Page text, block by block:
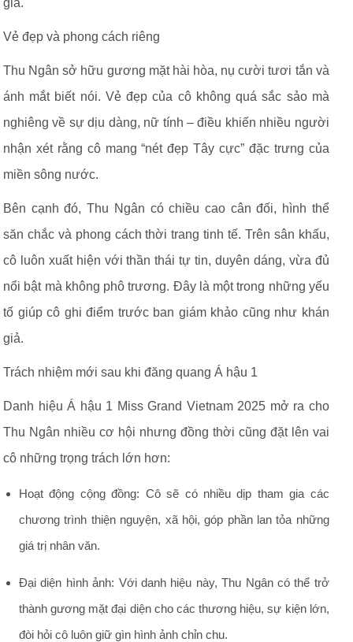
giả.
Vẻ đẹp và phong cách riêng
Thu Ngân sở hữu gương mặt hài hòa, nụ cười tươi tắn và
ánh mắt biết nói. Vẻ đẹp của cô không quá sắc sảo mà
nghiêng về sự dịu dàng, nữ tính – điều khiến nhiều người
nhận xét rằng cô mang “nét đẹp Tây cực” đặc trưng của
miền sông nước.
Bên cạnh đó, Thu Ngân có chiều cao cân đối, hình thể
săn chắc và phong cách thời trang tinh tế. Trên sân khấu,
cô luôn xuất hiện với thần thái tự tin, duyên dáng, vừa đủ
nổi bật mà không phô trương. Đây là một trong những yếu
tố giúp cô ghi điểm trước ban giám khảo cũng như khán
giả.
Trách nhiệm mới sau khi đăng quang Á hậu 1
Danh hiệu Á hậu 1 Miss Grand Vietnam 2025 mở ra cho
Thu Ngân nhiều cơ hội nhưng đồng thời cũng đặt lên vai
cô những trọng trách lớn hơn:
Hoạt động cộng đồng: Cô sẽ có nhiều dịp tham gia các
chương trình thiện nguyện, xã hội, góp phần lan tỏa những
giá trị nhân văn.
Đại diện hình ảnh: Với danh hiệu này, Thu Ngân có thể trở
thành gương mặt đại diện cho các thương hiệu, sự kiện lớn,
đòi hỏi cô luôn giữ gìn hình ảnh chỉn chu.